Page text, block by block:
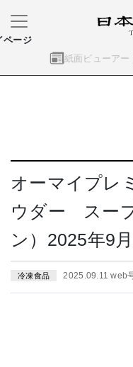
紙面ビューアー
ページ
オーマイプレ
ウダー スー
ン）2025年9
冷凍食品 2025.09.11 web